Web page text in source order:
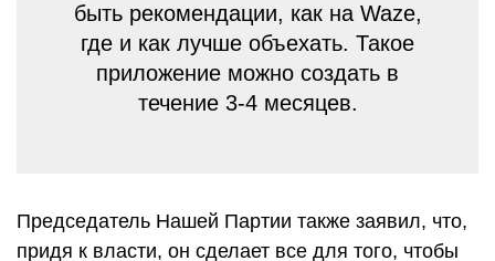
быть рекомендации, как на Waze,
где и как лучше объехать. Такое
приложение можно создать в
течение 3-4 месяцев.
Председатель Нашей Партии также заявил, что,
придя к власти, он сделает все для того, чтобы